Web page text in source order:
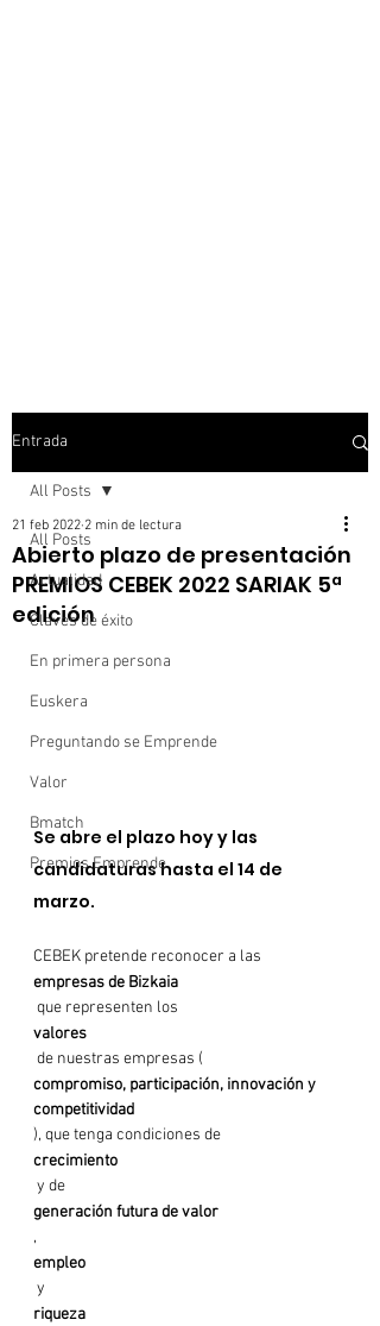
Entrada
All Posts
Actualidad
Claves de éxito
En primera persona
Euskera
Preguntando se Emprende
Valor
Bmatch
Premios Emprende
All Posts
Abierto plazo de presentación
PREMIOS CEBEK 2022 SARIAK 5ª
edición
21 feb 2022 2 min de lectura
Se abre el plazo hoy y las
candidaturas hasta el 14 de
marzo.
CEBEK pretende reconocer a las
empresas de Bizkaia
que representen los
valores
de nuestras empresas (
compromiso, participación, innovación y
competitividad
), que tenga condiciones de
crecimiento
y de
generación futura de valor
,
empleo
y
riqueza